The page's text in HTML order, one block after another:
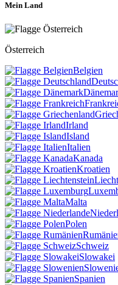
Mein Land
Österreich
Belgien
Irland
Island
Italien
Kanada
Kroatien
Malta
Polen
Schweiz
Slowakei
Spanien